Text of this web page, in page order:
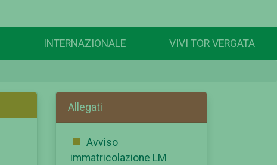
INTERNAZIONALE VIVI TOR VERGATA
Allegati
Avviso
immatricolazione LM